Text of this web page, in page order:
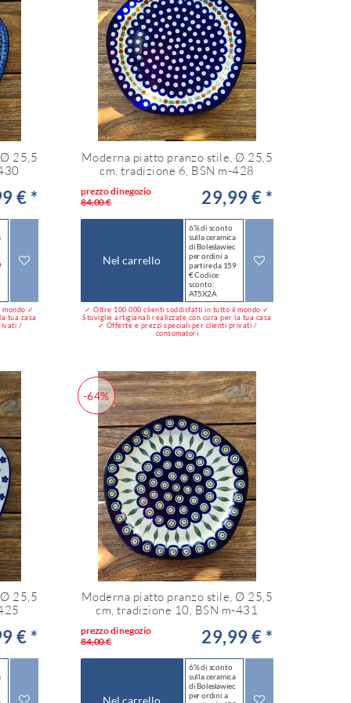
25,5
€ *
✓
tua casa
/
Moderna piatto pranzo stile, Ø 25,5
cm, tradizione 6, BSN m-428
prezzo di negozio
84,00 €
29,99 € *
Nel carrello
6% di sconto
sulla ceramica
di Bolesławiec
per ordini a
partire da 159
€ Codice
sconto:
AT5X2A
✓ Oltre 100.000 clienti soddisfatti in tutto il mondo ✓
Stoviglie artigianali realizzate con cura per la tua casa
✓ Offerte e prezzi speciali per clienti privati /
consumatori
25,5
€ *
-64%
Moderna piatto pranzo stile, Ø 25,5
cm, tradizione 10, BSN m-431
prezzo di negozio
84,00 €
29,99 € *
Nel carrello
6% di sconto
sulla ceramica
di Bolesławiec
per ordini a